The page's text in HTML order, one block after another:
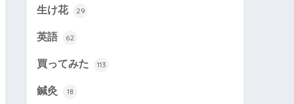
生け花 29
英語 62
買ってみた 113
鍼灸 18